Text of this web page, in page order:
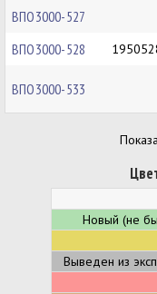
ВПО3000-527
ВПО3000-528
ВПО3000-533
Новый (не
Выведен из